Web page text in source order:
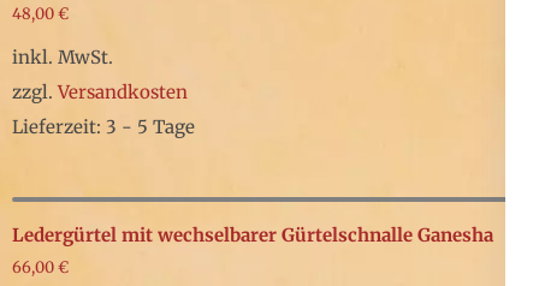
48,00€
inkl. MwSt.
zzgl.Versandkosten
Lieferzeit: 3 - 5 Tage
Produkt
weist
mehrere
Ledergürtel mit wechselbarer Gürtelschnalle Ganesha
66,00€